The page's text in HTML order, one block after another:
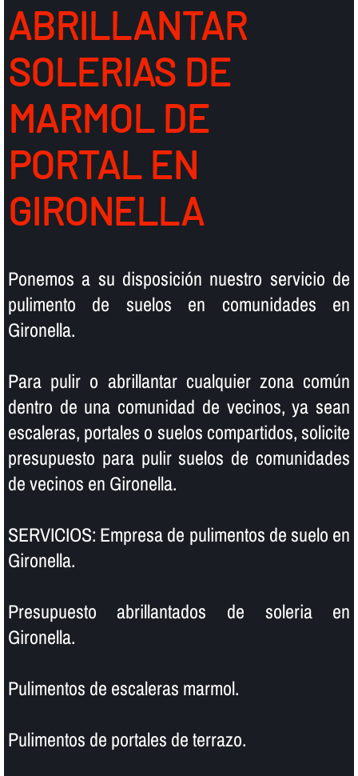
ABRILLANTAR
SOLERIAS DE
MARMOL DE
PORTAL EN
GIRONELLA
Ponemos a su disposición nuestro servicio de
pulimento de suelos en comunidades en
Gironella.
Para pulir o abrillantar cualquier zona común
dentro de una comunidad de vecinos, ya sean
escaleras, portales o suelos compartidos, solicite
presupuesto para pulir suelos de comunidades
de vecinos en Gironella.
SERVICIOS: Empresa de pulimentos de suelo en
Gironella.
Presupuesto abrillantados de soleria en
Gironella.
Pulimentos de escaleras marmol.
Pulimentos de portales de terrazo.